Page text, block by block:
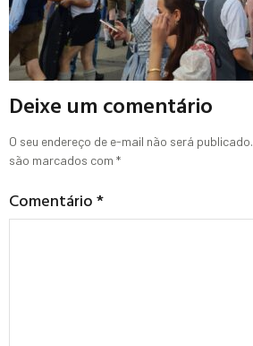
Deixe um comentário
O seu endereço de e-mail não será publicado.
são marcados com *
Comentário*